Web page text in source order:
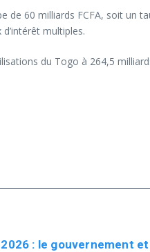
60 milliards FCFA, soit un
multiples.
du Togo à 264,5
: le gouvernement